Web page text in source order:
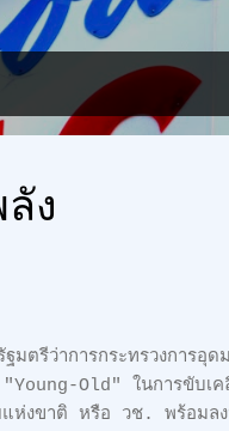
ง
ารอุดมศึกษา วิท
Old" ในการขับเค
แห่งขาติ หรือ วช. พร้อมล